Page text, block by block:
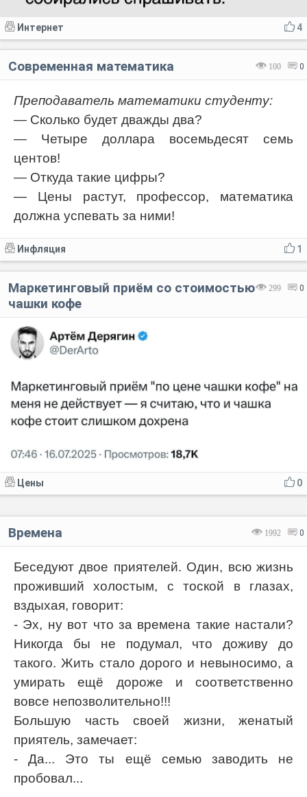
4
Интернет
100 0
Современная математика
Преподаватель математики студенту:
— Сколько будет дважды два?
— Четыре доллара восемьдесят семь
центов!
— Откуда такие цифры?
— Цены растут, профессор, математика
должна успевать за ними!
1
Инфляция
299 0
Маркетинговый приём со стоимостью
чашки кофе
0
Цены
1992 0
Времена
Беседуют двое приятелей. Один, всю жизнь
проживший холостым, с тоской в глазах,
вздыхая, говорит:
- Эх, ну вот что за времена такие настали?
Никогда бы не подумал, что доживу до
такого. Жить стало дорого и невыносимо, а
умирать ещё дороже и соответственно
вовсе непозволительно!!!
Большую часть своей жизни, женатый
приятель, замечает:
- Да... Это ты ещё семью заводить не
пробовал...